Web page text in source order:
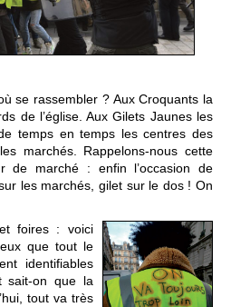
se rassembler ? Aux Croquants la
de l’église. Aux Gilets Jaunes les
temps en temps les centres des
marchés. Rappelons-nous cette
de marché : enfin l’occasion de
les marchés, gilet sur le dos ! On
foires : voici
que tout le
identifiables
sait-on que la
tout va très